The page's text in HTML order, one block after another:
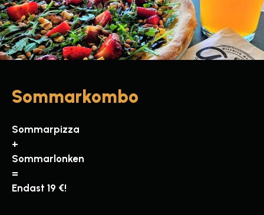
Sommarkombo
Sommarpizza
+
Sommarlonken
=
Endast 19 €!